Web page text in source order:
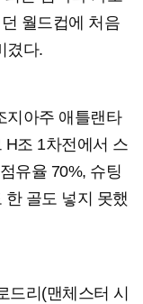
월드컵에 처음
겼다.
지아주 애틀랜타
조 1차전에서 스
유율 70%, 슈팅
골도 넣지 못했
드리(맨체스터 시